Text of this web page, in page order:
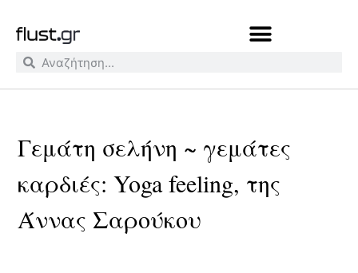
Γεμάτη σελήνη ~ γεμάτες
καρδιές: Yoga feeling, της
Άννας Σαρούκου